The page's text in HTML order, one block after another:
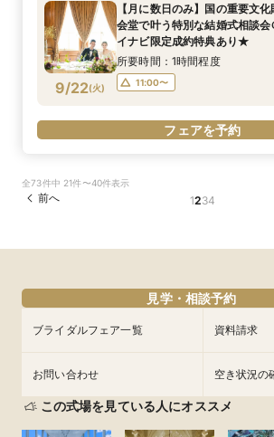
9/21(月 )
所要時間：1時間程度
11:00〜
フェアを予約
9/22(火)
【月に数日のみ】国の重要文
会堂で叶う特別な結婚式相談
イナビ限定成約特典あり★
所要時間：1時間程度
11:00〜
フェアを予約
全73件中 21件〜40件表示
前へ 1234
見学・相談予約
ブライダルフェア一覧 資料請求
お問い合わせ 空き状況の
この式場を見ている人にオススメ